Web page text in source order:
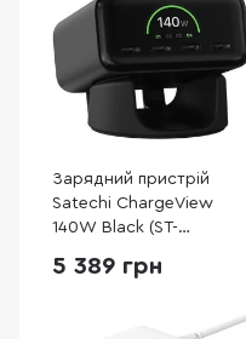
Зарядний пристрій
Satechi ChargeView
140W Black (ST-
5 389 грн